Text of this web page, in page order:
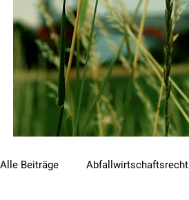
Alle Beiträge Abfallwirtschaftsrecht